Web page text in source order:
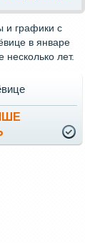
и графики с
в январе
лет.